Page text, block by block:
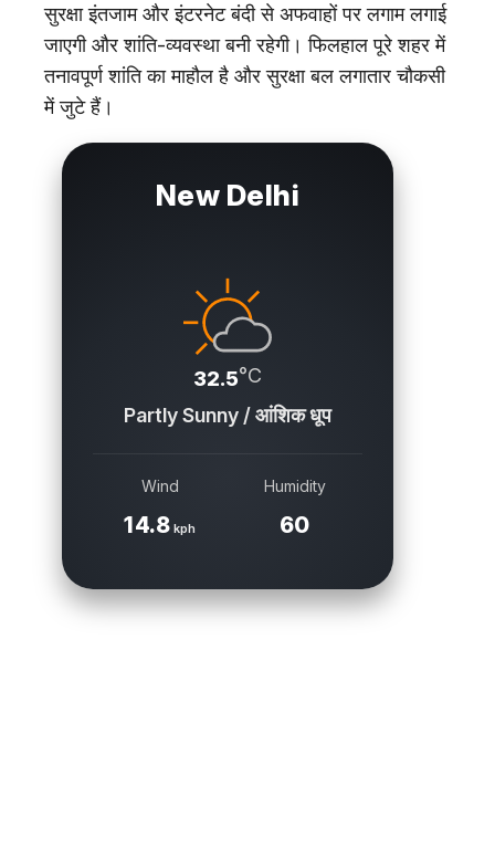
सुरक्षा इंतजाम और इंटरनेट बंदी से अफवाहों पर लगाम लगाई
जाएगी और शांति-व्यवस्था बनी रहेगी। फिलहाल पूरे शहर में
तनावपूर्ण शांति का माहौल है और सुरक्षा बल लगातार चौकसी
में जुटे हैं।
New Delhi
32.5°C
Partly Sunny / आंशिक धूप
Wind
14.8 kph
Humidity
60